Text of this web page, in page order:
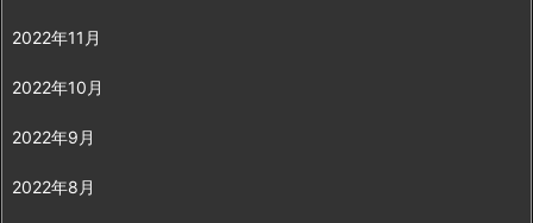
2022年11月
2022年10月
2022年9月
2022年8月